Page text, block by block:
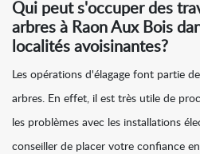
Qui peut s'occuper des
arbres à Raon Aux Bois
localités avoisinantes?
Les opérations d'élagage font partie
arbres. En effet, il est très utile de
les problèmes avec les installations
conseiller de placer votre confiance